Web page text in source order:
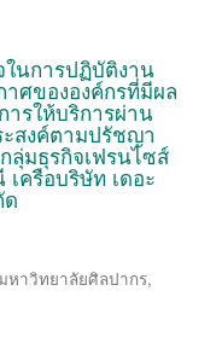
ในการปฏิบัติงาน
าศขององค์กรที่มีผล
ารให้บริการผ่าน
สงค์ตามปรัชญา
ลุ่มธุรกิจเฟรนไซส์
ครือบริษัท เดอะ
มหาวิทยาลัยศิลปากร,